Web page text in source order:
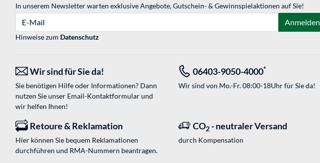
In unserem Newsletter warten exklusive Angebote, Gutschein- & Gewinnspielaktionen auf Sie!
Anmelden
Hinweise zum Datenschutz
Wir sind für Sie da!
Sie benötigen Hilfe oder Informationen? Dann
nutzen Sie unser Email-Kontaktformularund
wir helfen Ihnen!
06403-9050-4000*
Wir sind von Mo.-Fr. 08:00-18Uhr für Sie da!
Retoure & Reklamation
Hier können Sie bequem Reklamationen
durchführen und RMA-Nummern beantragen.
CO2 - neutraler Versand
durch Kompensation